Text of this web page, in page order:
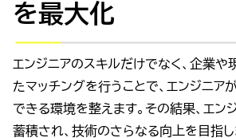
を最大化
エンジニアのスキルだけでなく、企業や
たマッチングを行うことで、エンジニア
できる環境を整えます。その結果、エン
蓄積され、技術のさらなる向上を目指し